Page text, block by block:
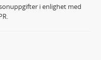
i enlighet med